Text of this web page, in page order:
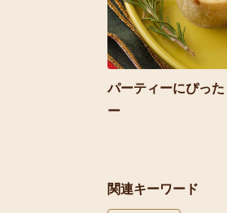
パーティーにぴっ
ー
関連キーワード